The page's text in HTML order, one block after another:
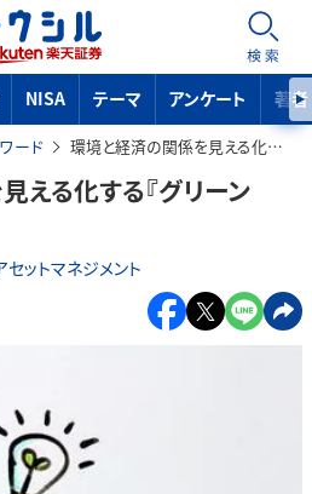
検索
NISA テーマ アンケート 著者
ード 環境と経済の関係を見える化する『グリーンGDP』とは？
える化する『グリーン
ットマネジメント